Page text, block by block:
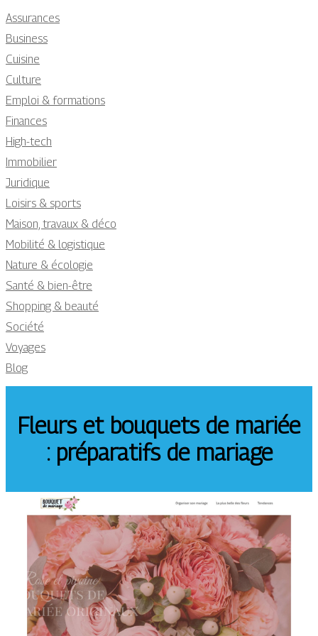
Assurances
Business
Cuisine
Culture
Emploi & formations
Finances
High-tech
Immobilier
Juridique
Loisirs & sports
Maison, travaux & déco
Mobilité & logistique
Nature & écologie
Santé & bien-être
Shopping & beauté
Société
Voyages
Blog
Fleurs et bouquets de mariée
: préparatifs de mariage